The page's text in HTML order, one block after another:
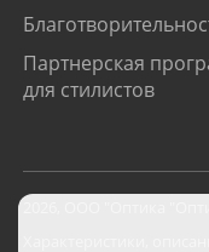
Партнерская
для стилистов
Характеристики,